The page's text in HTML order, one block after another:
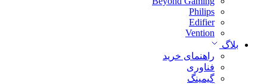
Philips
Edifier
Vention
بلاگ
راهنمای خرید
فناوری
گیمینگ